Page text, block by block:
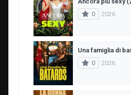
0
2026
Una famiglia di
0
2026